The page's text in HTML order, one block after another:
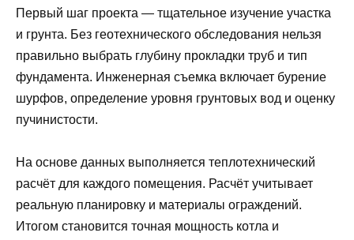
Первый шаг проекта — тщательное изучение участка
и грунта. Без геотехнического обследования нельзя
правильно выбрать глубину прокладки труб и тип
фундамента. Инженерная съемка включает бурение
шурфов, определение уровня грунтовых вод и оценку
пучинистости.
На основе данных выполняется теплотехнический
расчёт для каждого помещения. Расчёт учитывает
реальную планировку и материалы ограждений.
Итогом становится точная мощность котла и